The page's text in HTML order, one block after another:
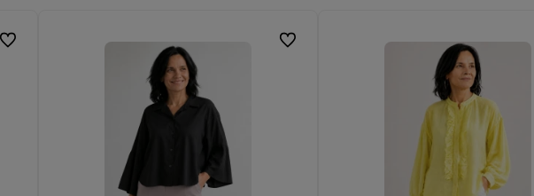
Do ulubionych Do ulubionych